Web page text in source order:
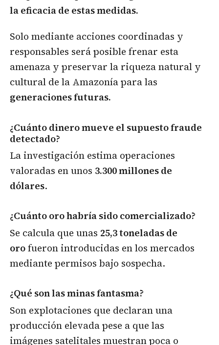
la eficacia de estas medidas.
Solo mediante acciones coordinadas y
responsables será posible frenar esta
amenaza y preservar la riqueza natural y
cultural de la Amazonía para las
generaciones futuras.
¿Cuánto dinero mueve el supuesto fraude
detectado?
La investigación estima operaciones
valoradas en unos 3.300 millones de
dólares.
¿Cuánto oro habría sido comercializado?
Se calcula que unas 25,3 toneladas de
orofueron introducidas en los mercados
mediante permisos bajo sospecha.
¿Qué son las minas fantasma?
Son explotaciones que declaran una
producción elevada pese a que las
imágenes satelitales muestran poca o